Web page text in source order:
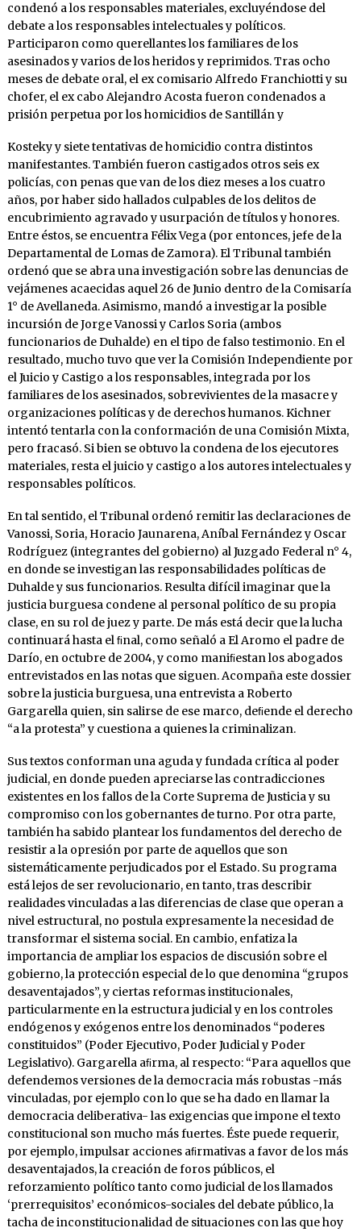
condenó a los responsables materiales, excluyéndose del
debate a los responsables intelectuales y políticos.
Participaron como querellantes los familiares de los
asesinados y varios de los heridos y reprimidos. Tras ocho
meses de debate oral, el ex comisario Alfredo Franchiotti y su
chofer, el ex cabo Alejandro Acosta fueron condenados a
prisión perpetua por los homicidios de Santillán y
Kosteky y siete tentativas de homicidio contra distintos
manifestantes. También fueron castigados otros seis ex
policías, con penas que van de los diez meses a los cuatro
años, por haber sido hallados culpables de los delitos de
encubrimiento agravado y usurpación de títulos y honores.
Entre éstos, se encuentra Félix Vega (por entonces, jefe de la
Departamental de Lomas de Zamora). El Tribunal también
ordenó que se abra una investigación sobre las denuncias de
vejámenes acaecidas aquel 26 de Junio dentro de la Comisaría
1° de Avellaneda. Asimismo, mandó a investigar la posible
incursión de Jorge Vanossi y Carlos Soria (ambos
funcionarios de Duhalde) en el tipo de falso testimonio. En el
resultado, mucho tuvo que ver la Comisión Independiente por
el Juicio y Castigo a los responsables, integrada por los
familiares de los asesinados, sobrevivientes de la masacre y
organizaciones políticas y de derechos humanos. Kichner
intentó tentarla con la conformación de una Comisión Mixta,
pero fracasó. Si bien se obtuvo la condena de los ejecutores
materiales, resta el juicio y castigo a los autores intelectuales y
responsables políticos.
En tal sentido, el Tribunal ordenó remitir las declaraciones de
Vanossi, Soria, Horacio Jaunarena, Aníbal Fernández y Oscar
Rodríguez (integrantes del gobierno) al Juzgado Federal n° 4,
en donde se investigan las responsabilidades políticas de
Duhalde y sus funcionarios. Resulta difícil imaginar que la
justicia burguesa condene al personal político de su propia
clase, en su rol de juez y parte. De más está decir que la lucha
continuará hasta el ﬁnal, como señaló a El Aromo el padre de
Darío, en octubre de 2004, y como maniﬁestan los abogados
entrevistados en las notas que siguen. Acompaña este dossier
sobre la justicia burguesa, una entrevista a Roberto
Gargarella quien, sin salirse de ese marco, deﬁende el derecho
“a la protesta” y cuestiona a quienes la criminalizan.
Sus textos conforman una aguda y fundada crítica al poder
judicial, en donde pueden apreciarse las contradicciones
existentes en los fallos de la Corte Suprema de Justicia y su
compromiso con los gobernantes de turno. Por otra parte,
también ha sabido plantear los fundamentos del derecho de
resistir a la opresión por parte de aquellos que son
sistemáticamente perjudicados por el Estado. Su programa
está lejos de ser revolucionario, en tanto, tras describir
realidades vinculadas a las diferencias de clase que operan a
nivel estructural, no postula expresamente la necesidad de
transformar el sistema social. En cambio, enfatiza la
importancia de ampliar los espacios de discusión sobre el
gobierno, la protección especial de lo que denomina “grupos
desaventajados”, y ciertas reformas institucionales,
particularmente en la estructura judicial y en los controles
endógenos y exógenos entre los denominados “poderes
constituidos” (Poder Ejecutivo, Poder Judicial y Poder
Legislativo). Gargarella aﬁrma, al respecto: “Para aquellos que
defendemos versiones de la democracia más robustas -más
vinculadas, por ejemplo con lo que se ha dado en llamar la
democracia deliberativa- las exigencias que impone el texto
constitucional son mucho más fuertes. Éste puede requerir,
por ejemplo, impulsar acciones aﬁrmativas a favor de los más
desaventajados, la creación de foros públicos, el
reforzamiento político tanto como judicial de los llamados
‘prerrequisitos’ económicos-sociales del debate público, la
tacha de inconstitucionalidad de situaciones con las que hoy